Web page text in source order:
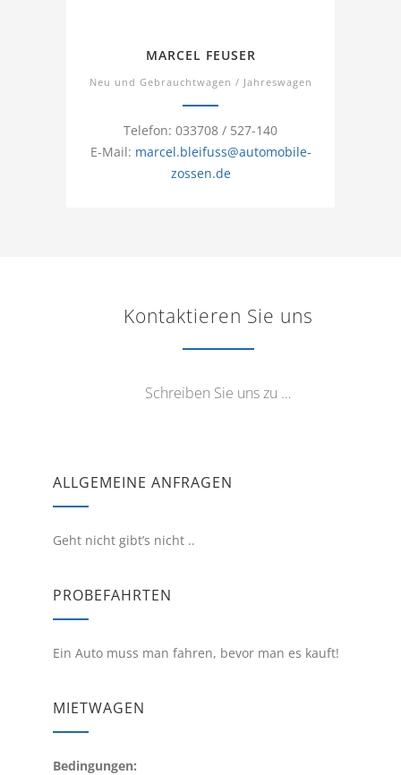
MARCEL FEUSER
Neu und Gebrauchtwagen / Jahreswagen
Telefon: 033708 / 527-140
E-Mail: marcel.bleifuss@automobile-
zossen.de
Kontaktieren Sie uns
Schreiben Sie uns zu …
ALLGEMEINE ANFRAGEN
Geht nicht gibt’s nicht ..
PROBEFAHRTEN
Ein Auto muss man fahren, bevor man es kauft!
MIETWAGEN
Bedingungen: